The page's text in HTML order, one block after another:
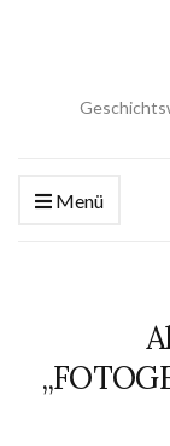
Menü